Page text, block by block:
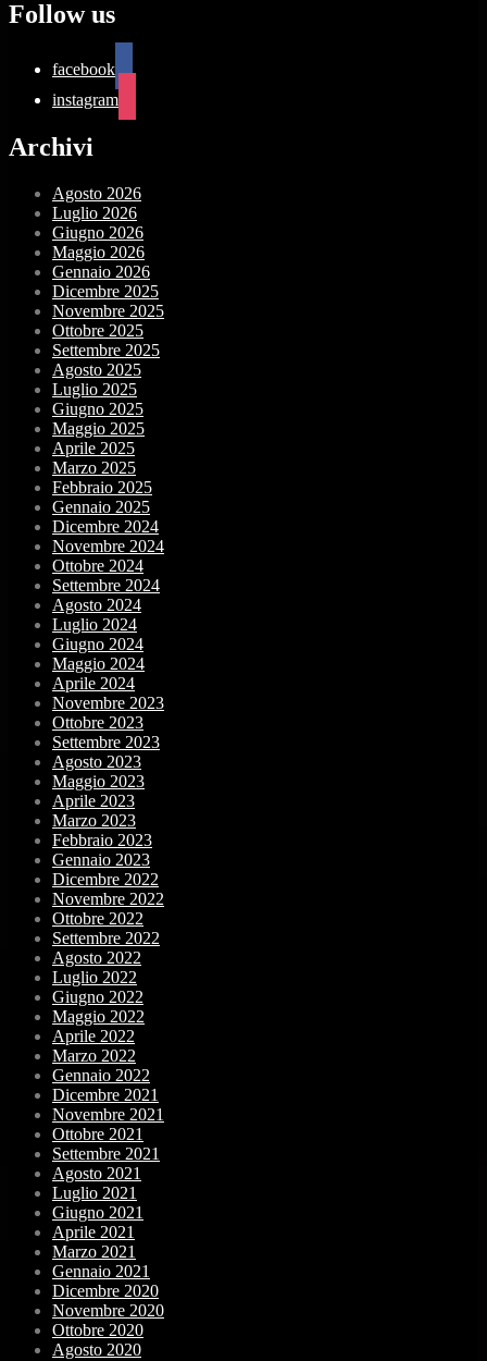
Follow us
facebook
instagram
Archivi
Agosto 2026
Luglio 2026
Giugno 2026
Maggio 2026
Gennaio 2026
Dicembre 2025
Novembre 2025
Ottobre 2025
Settembre 2025
Agosto 2025
Luglio 2025
Giugno 2025
Maggio 2025
Aprile 2025
Marzo 2025
Febbraio 2025
Gennaio 2025
Dicembre 2024
Novembre 2024
Ottobre 2024
Settembre 2024
Agosto 2024
Luglio 2024
Giugno 2024
Maggio 2024
Aprile 2024
Novembre 2023
Ottobre 2023
Settembre 2023
Agosto 2023
Maggio 2023
Aprile 2023
Marzo 2023
Febbraio 2023
Gennaio 2023
Dicembre 2022
Novembre 2022
Ottobre 2022
Settembre 2022
Agosto 2022
Luglio 2022
Giugno 2022
Maggio 2022
Aprile 2022
Marzo 2022
Gennaio 2022
Dicembre 2021
Novembre 2021
Ottobre 2021
Settembre 2021
Agosto 2021
Luglio 2021
Giugno 2021
Aprile 2021
Marzo 2021
Gennaio 2021
Dicembre 2020
Novembre 2020
Ottobre 2020
Agosto 2020